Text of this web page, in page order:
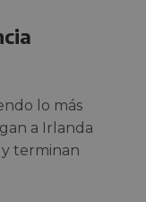
lo más
a Irlanda
terminan